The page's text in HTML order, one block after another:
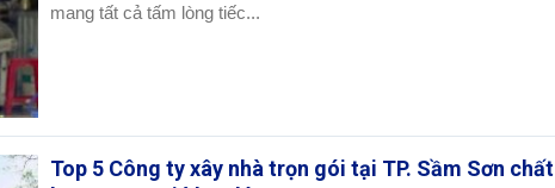
mang tất cả tấm lòng tiếc...
Top 5 Công ty xây nhà trọn gói tại TP. Sầm Sơn chất